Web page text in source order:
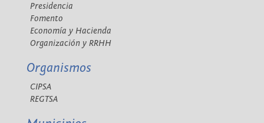
Presidencia
Fomento
Economía y Hacienda
Organización y RRHH
Organismos
CIPSA
REGTSA